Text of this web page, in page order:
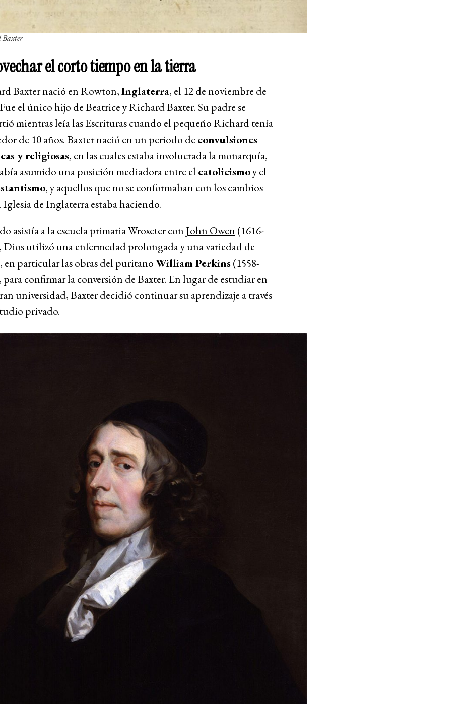
el corto tiempo en la tierra
Baxter nació en Rowton,Inglaterra, el 12 de noviembre de
el único hijo de Beatrice y Richard Baxter. Su padre se
mientras leía las Escrituras cuando el pequeño Richard tenía
de 10 años. Baxter nació en un periodo de convulsiones
y religiosas, en las cuales estaba involucrada la monarquía,
asumido una posición mediadora entre el catolicismoy el
, y aquellos que no se conformaban con los cambios
Iglesia de Inglaterra estaba haciendo.
asistía a la escuela primaria Wroxeter con John Owen (1616-
Dios utilizó una enfermedad prolongada y una variedad de
en particular las obras del puritanoWilliam Perkins(1558-
para confirmar la conversión de Baxter. En lugar de estudiar en
universidad, Baxter decidió continuar su aprendizaje a través
privado.